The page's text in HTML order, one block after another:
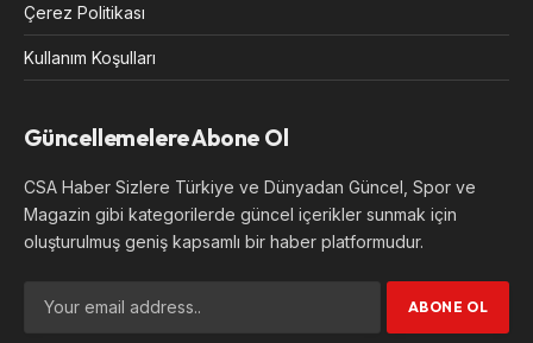
Çerez Politikası
Kullanım Koşulları
Güncellemelere Abone Ol
CSA Haber Sizlere Türkiye ve Dünyadan Güncel, Spor ve
Magazin gibi kategorilerde güncel içerikler sunmak için
oluşturulmuş geniş kapsamlı bir haber platformudur.